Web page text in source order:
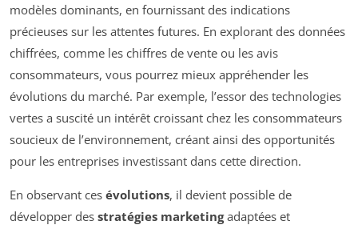
modèles dominants, en fournissant des indications
précieuses sur les attentes futures. En explorant des données
chiffrées, comme les chiffres de vente ou les avis
consommateurs, vous pourrez mieux appréhender les
évolutions du marché. Par exemple, l’essor des technologies
vertes a suscité un intérêt croissant chez les consommateurs
soucieux de l’environnement, créant ainsi des opportunités
pour les entreprises investissant dans cette direction.
En observant ces évolutions, il devient possible de
développer des stratégies marketingadaptées et